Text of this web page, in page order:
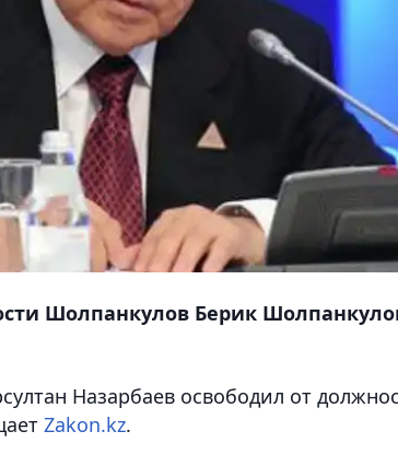
Шолпанкулов Берик
Назарбаев освободил от
Zakon.kz.